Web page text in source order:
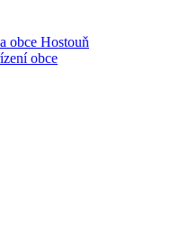
obce Hostouň
obce